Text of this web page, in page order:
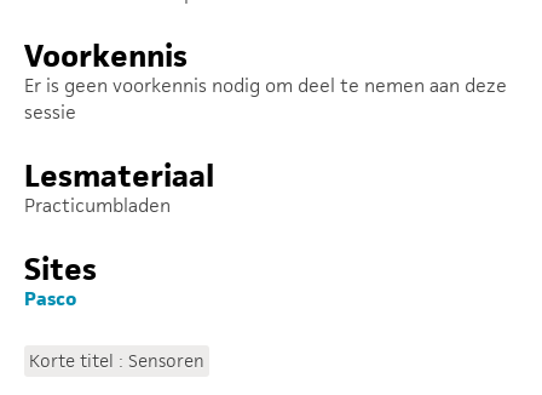
Voorkennis
Er is geen voorkennis nodig om deel te nemen aan deze
sessie
Lesmateriaal
Practicumbladen
Sites
Pasco
Korte titel : Sensoren